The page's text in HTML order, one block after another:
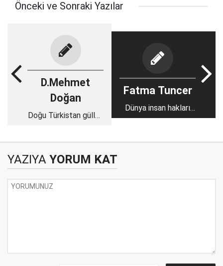
Önceki ve Sonraki Yazılar
D.Mehmet
Doğan
Doğu Türkistan güllük
Fatma Tuncer
Dünya insan hakları
günü ve katledilen
YAZIYA YORUM KAT